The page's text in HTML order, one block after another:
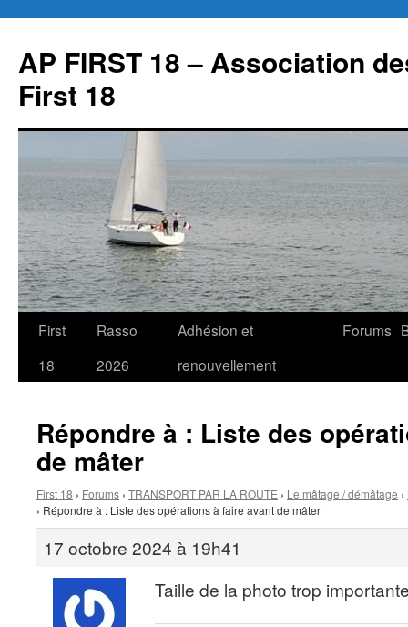
contenu
AP FIRST 18 – Association
First 18
First
18
Rasso
2026
Adhésion et
renouvellement
Forums
Répondre à : Liste des
de mâter
First 18 › Forums › TRANSPORT PAR LA ROUTE › Le mâtage / démâtage ›
› Répondre à : Liste des opérations à faire avant de mâter
17 octobre 2024 à 19h41
Taille de la photo trop